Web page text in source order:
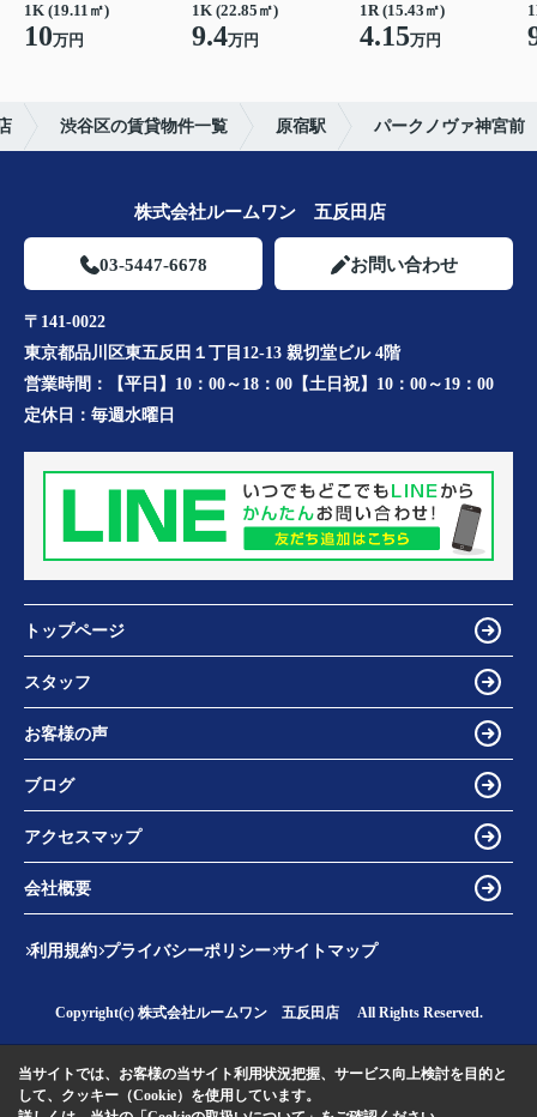
1K (19.11㎡)
10万円
1K (22.85㎡)
9.4万円
1R (15.43㎡)
4.15万円
渋谷区の賃貸物件一覧 原宿駅 パークノヴァ神宮前
株式会社ルームワン 五反田店
03-5447-6678 お問い合わせ
〒141-0022
東京都品川区東五反田１丁目12-13 親切堂ビル 4階
営業時間：
【平日】10：00～18：00【土日祝】10：00～19：00
定休日： 毎週水曜日
トップページ
スタッフ
お客様の声
ブログ
アクセスマップ
会社概要
利用規約 プライバシーポリシー サイトマップ
Copyright(c) 株式会社ルームワン 五反田店 All Rights Reserved.
当サイトでは、お客様の当サイト利用状況把握、サービス向上検討を目的と
して、クッキー（Cookie）を使用しています。